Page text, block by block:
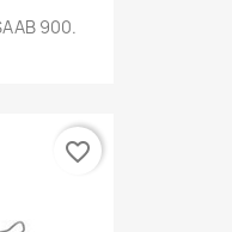
900.
favorite_border